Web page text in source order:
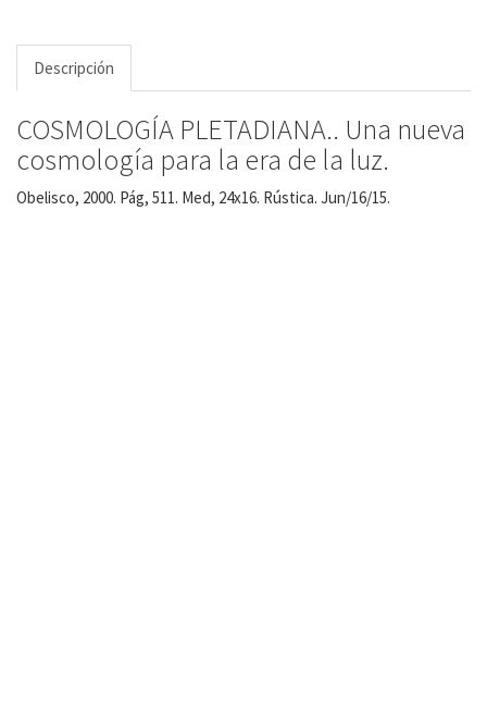
Descripción
COSMOLOGÍA PLETADIANA.. Una nueva
cosmología para la era de la luz.
Obelisco, 2000. Pág, 511. Med, 24x16. Rústica. Jun/16/15.